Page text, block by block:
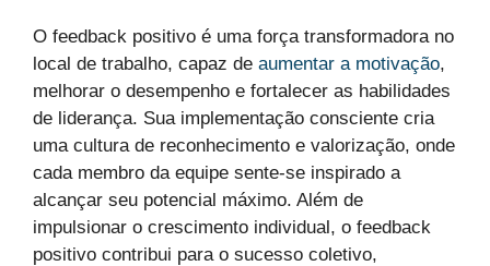
O feedback positivo é uma força transformadora no
local de trabalho, capaz de aumentar a motivação,
melhorar o desempenho e fortalecer as habilidades
de liderança. Sua implementação consciente cria
uma cultura de reconhecimento e valorização, onde
cada membro da equipe sente-se inspirado a
alcançar seu potencial máximo. Além de
impulsionar o crescimento individual, o feedback
positivo contribui para o sucesso coletivo,